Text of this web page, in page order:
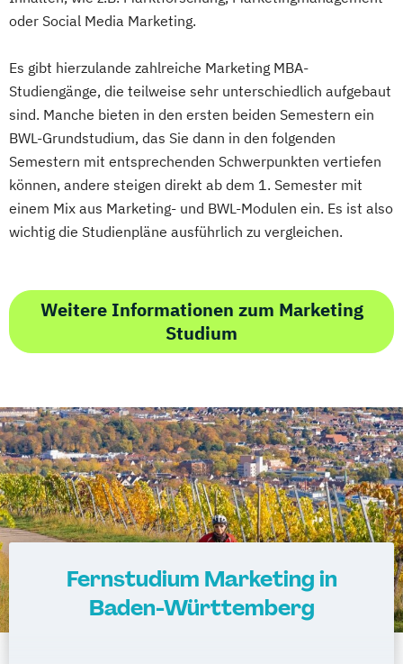
oder Social Media Marketing.
Es gibt hierzulande zahlreiche Marketing MBA-
Studiengänge, die teilweise sehr unterschiedlich aufgebaut
sind. Manche bieten in den ersten beiden Semestern ein
BWL-Grundstudium, das Sie dann in den folgenden
Semestern mit entsprechenden Schwerpunkten vertiefen
können, andere steigen direkt ab dem 1. Semester mit
einem Mix aus Marketing- und BWL-Modulen ein. Es ist also
wichtig die Studienpläne ausführlich zu vergleichen.
Weitere Informationen zum Marketing
Studium
Fernstudium Marketing in
Baden-Württemberg